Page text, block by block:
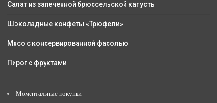
Салат из запеченной брюссельской капусты
Шоколадные конфеты «Трюфели»
Мясо с консервированной фасолью
Пирог с фруктами
Моментальные покупки